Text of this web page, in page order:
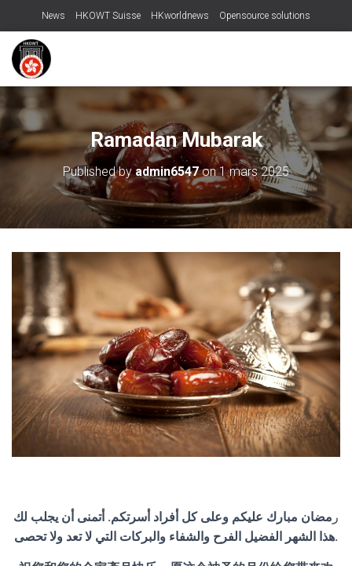
News HKOWT Suisse HKworldnews Opensource solutions
Ramadan Mubarak
Published byadmin6547on1 mars 2025
ر مضان مبارك عليكم وعلى كل أفراد أسرتكم. أتمنى أن يجلب لك
هذا الشهر الفضيل الفرح والشفاء والبركات التي لا تعد ولا تحصى.